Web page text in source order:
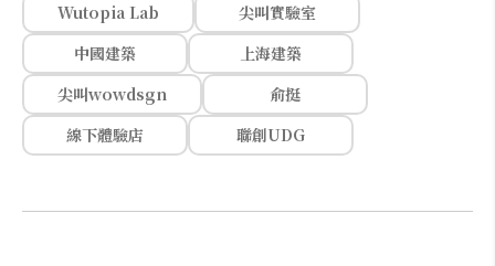
Wutopia Lab
尖叫實驗室
中國建築
上海建築
尖叫wowdsgn
俞挺
線下體驗店
聯創UDG